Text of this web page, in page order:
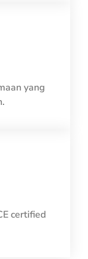
yang
certified